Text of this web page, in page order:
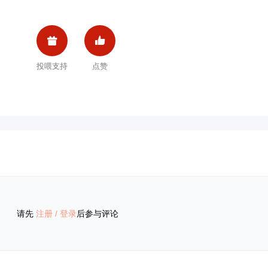

投喂支持

点赞
请先 注册 / 登录后参与评论